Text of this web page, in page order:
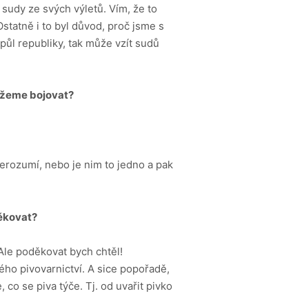
ze svých výletů. Vím, že to
i to byl důvod, proč jsme s
republiky, tak může vzít sudů
bojovat?
nebo je nim to jedno a pak
poděkovat bych chtěl!
pivovarnictví. A sice popořadě,
co se piva týče. Tj. od uvařit pivko